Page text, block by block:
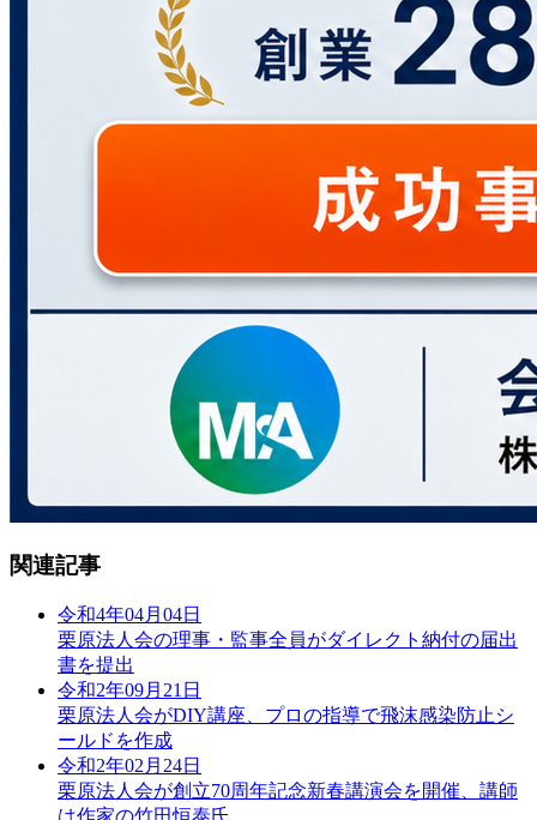
関連記事
令和4年04月04日
栗原法人会の理事・監事全員がダイレクト納付の届出
書を提出
令和2年09月21日
栗原法人会がDIY講座、プロの指導で飛沫感染防止シ
ールドを作成
令和2年02月24日
栗原法人会が創立70周年記念新春講演会を開催、講師